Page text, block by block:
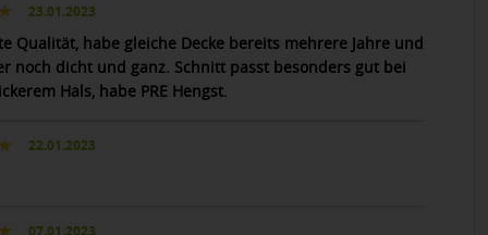
23.01.2023
Qualität, habe gleiche Decke bereits mehrere Jahre und
noch dicht und ganz. Schnitt passt besonders gut bei
Hals, habe PRE Hengst.
22.01.2023
07.01.2023